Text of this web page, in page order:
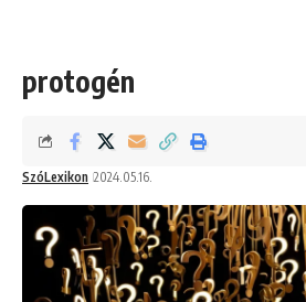
protogén
SzóLexikon 2024.05.16.